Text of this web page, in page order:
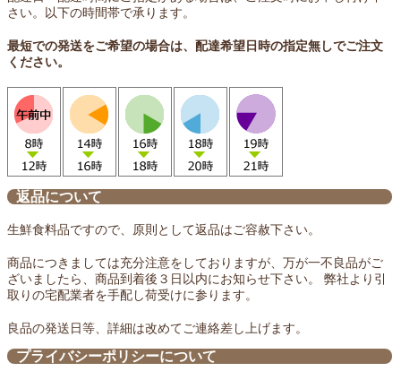
さい。以下の時間帯で承ります。
最短での発送をご希望の場合は、配達希望日時の指定無しでご注文
ください。
返品について
生鮮食料品ですので、原則として返品はご容赦下さい。
商品につきましては充分注意をしておりますが、万が一不良品がご
ざいましたら、商品到着後３日以内にお知らせ下さい。 弊社より引
取りの宅配業者を手配し荷受けに参ります。
良品の発送日等、詳細は改めてご連絡差し上げます。
プライバシーポリシーについて